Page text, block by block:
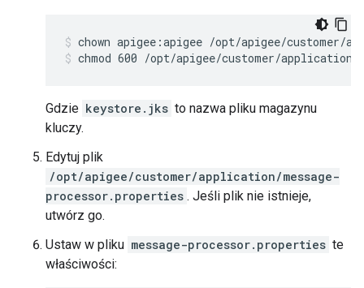
chmod 600 /opt/apigee/customer/
Gdzie keystore.jks to nazwa pliku magazynu
kluczy.
Edytuj plik
/opt/apigee/customer/application/message-
processor.properties . Jeśli plik nie istnieje,
utwórz go.
Ustaw w pliku message-processor.properties te
właściwości: